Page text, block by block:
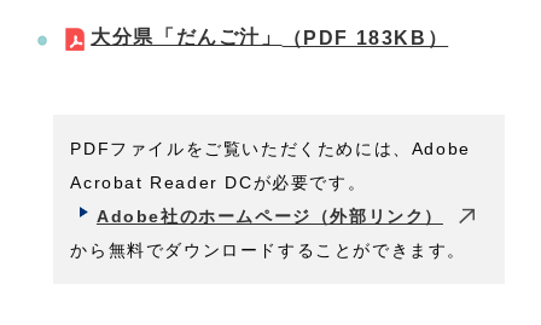
大分県「だんご汁」 （PDF 183KB）
PDFファイルをご覧いただくためには、Adobe
Acrobat Reader DCが必要です。
Adobe社のホームページ（外部リンク）
から無料でダウンロードすることができます。